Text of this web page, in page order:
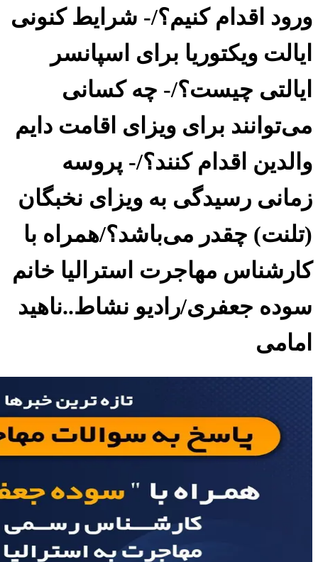
ورود اقدام کنیم؟/- شرایط کنونی
ایالت ویکتوریا برای اسپانسر
ایالتی چیست؟/- چه کسانی
می‌توانند برای ویزای اقامت دایم
والدین اقدام کنند؟/- پروسه
زمانی رسیدگی به ویزای نخبگان
(تلنت) چقدر می‌باشد؟/همراه با
کارشناس مهاجرت استرالیا خانم
سوده جعفری/رادیو نشاط..ناهید
امامی